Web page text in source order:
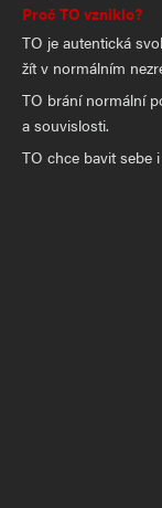
Proč TO vzniklo?
TO je autentická
žít v normálním
TO brání normální
a souvislosti.
TO chce bavit sebe